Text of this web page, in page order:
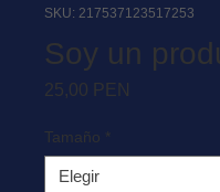
SKU: 217537123517253
Soy un
25,00 PEN
Tamaño *